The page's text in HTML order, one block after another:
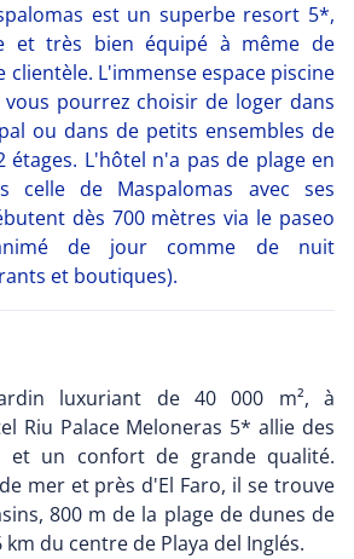
est un superbe resort 5*,
et très bien équipé à même de
clientèle. L'immense espace piscine
pourrez choisir de loger dans
ou dans de petits ensembles de
étages. L'hôtel n'a pas de plage en
celle de Maspalomas avec ses
dès 700 mètres via le paseo
de jour comme de nuit
et boutiques).
luxuriant de 40 000 m², à
Riu Palace Meloneras 5* allie des
et un confort de grande qualité.
mer et près d'El Faro, il se trouve
800 m de la plage de dunes de
du centre de Playa del Inglés.